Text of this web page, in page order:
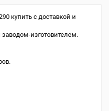
купить с доставкой и
заводом-изготовителем.